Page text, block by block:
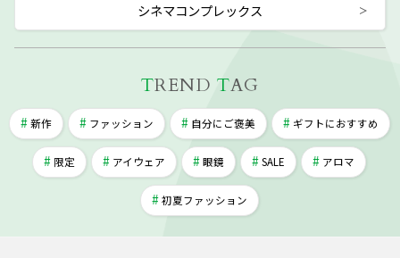
シネマコンプレックス
TREND TAG
新作 ファッション 自分にご褒美 ギフトにおすすめ
限定 アイウェア 眼鏡 SALE アロマ
初夏ファッション